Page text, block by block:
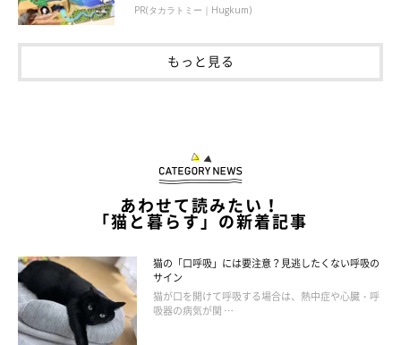
PR(タカラトミー｜Hugkum)
もっと見る
あわせて読みたい！
「猫と暮らす」の新着記事
猫の「口呼吸」には要注意？見逃したくない呼吸の
サイン
猫が口を開けて呼吸する場合は、熱中症や心臓・呼
吸器の病気が関 …